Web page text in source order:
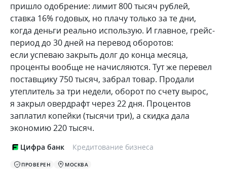
пришло одобрение: лимит 800 тысяч рублей,
ставка 16% годовых, но плачу только за те дни,
когда деньги реально использую. И главное, грейс-
период до 30 дней на перевод оборотов:
если успеваю закрыть долг до конца месяца,
проценты вообще не начисляются. Тут же перевел
поставщику 750 тысяч, забрал товар. Продали
утеплитель за три недели, оборот по счету вырос,
я закрыл овердрафт через 22 дня. Процентов
заплатил копейки (тысячи три), а скидка дала
экономию 220 тысяч.
Цифра банк Кредитование бизнеса
ПРОВЕРЕН МОСКВА